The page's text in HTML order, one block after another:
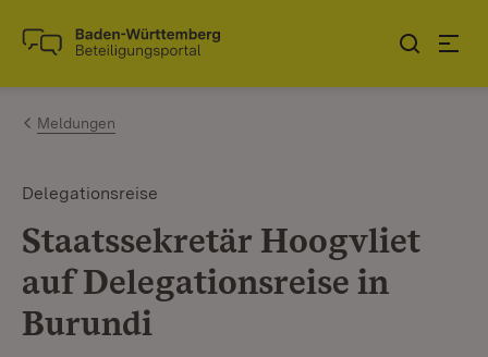
Zum Inhalt springen
Link zur Startseite
Meldungen
Delegationsreise
Staatssekretär Hoogvliet
auf Delegationsreise in
Burundi